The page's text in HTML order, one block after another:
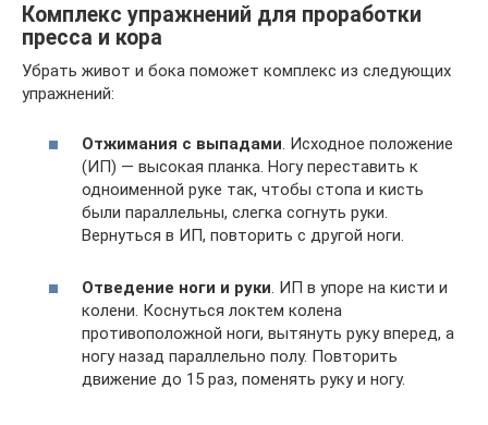
Комплекс упражнений для проработки
пресса и кора
Убрать живот и бока поможет комплекс из следующих
упражнений:
Отжимания с выпадами. Исходное положение
(ИП) — высокая планка. Ногу переставить к
одноименной руке так, чтобы стопа и кисть
были параллельны, слегка согнуть руки.
Вернуться в ИП, повторить с другой ноги.
Отведение ноги и руки. ИП в упоре на кисти и
колени. Коснуться локтем колена
противоположной ноги, вытянуть руку вперед, а
ногу назад параллельно полу. Повторить
движение до 15 раз, поменять руку и ногу.